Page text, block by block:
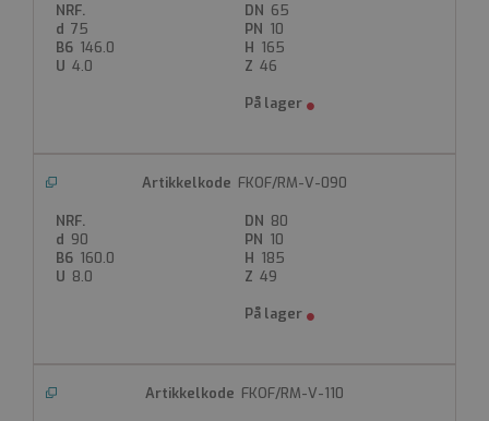
PVDF-spjeldventil
Hus: Glassfyllt PP, UV-beskyttet
V=FPM
Montering av aktuator iht. ISO 5211, med ekstra
Kontroller frigang av spjeld i krage før montering.
Produktdatablad
65
75
10
146.0
165
4.0
46
FKOF/RM-V-090
80
90
10
160.0
185
8.0
49
FKOF/RM-V-110